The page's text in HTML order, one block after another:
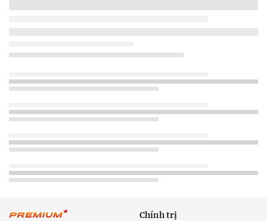
Chính trị